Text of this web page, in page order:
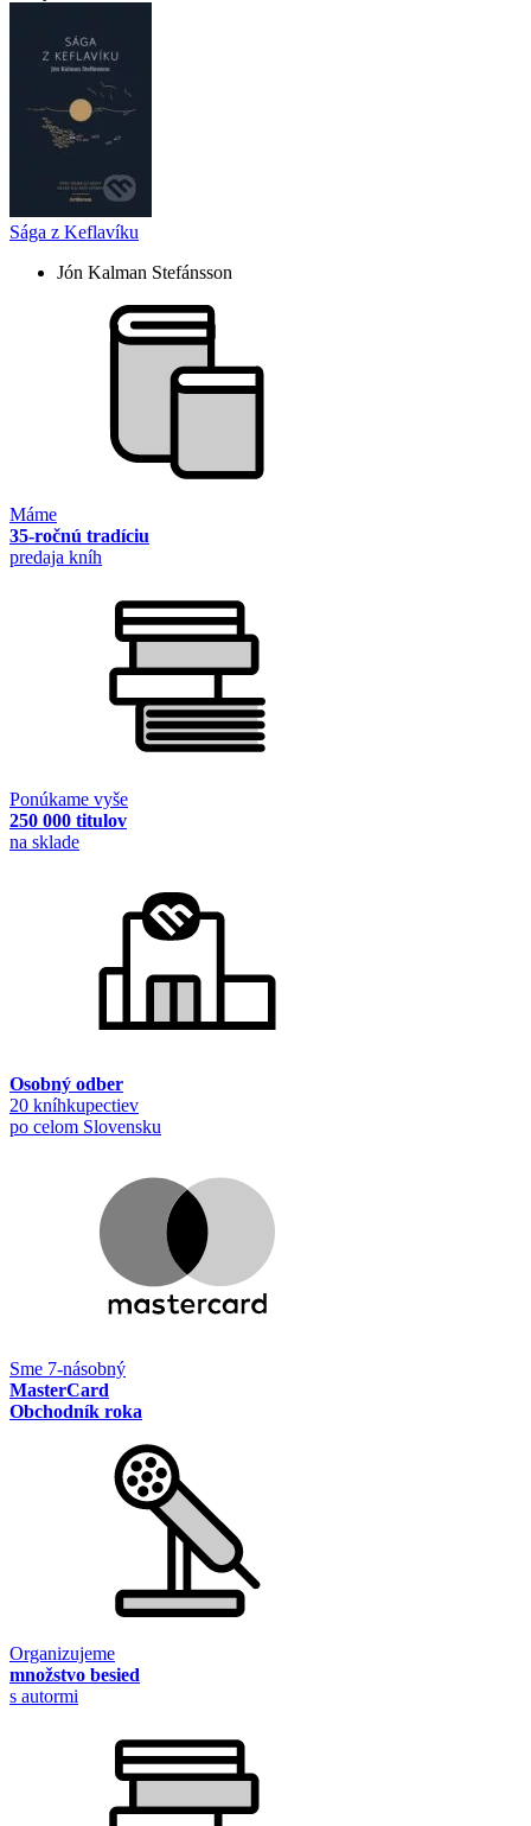
Sága z Keflavíku
Jón Kalman Stefánsson
Máme
35-ročnú tradíciu
predaja kníh
Ponúkame vyše
250 000 titulov
na sklade
Osobný odber
20 kníhkupectiev
po celom Slovensku
Sme 7-násobný
MasterCard
Obchodník roka
Organizujeme
množstvo besied
s autormi